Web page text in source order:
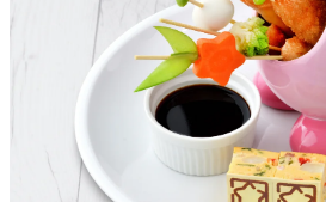
その他
電ファミニコゲーマーとは？
運営：株式会社マレ